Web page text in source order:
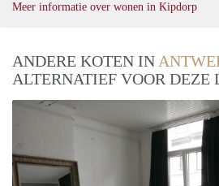
Meer informatie over wonen in Kipdorp
ANDERE KOTEN IN
ALTERNATIEF VOOR DEZE